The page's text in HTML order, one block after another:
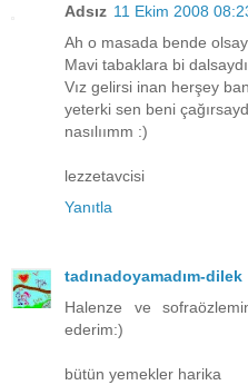
Adsız 11 Ekim 2008
Ah o masada bende
Mavi tabaklara bi
Vız gelirsi inan herşey
yeterki sen beni
nasılıımm :)
lezzetavcisi
Yanıtla
tadınadoyamadım-dilek
Halenze ve
ederim:)
bütün yemekler harika